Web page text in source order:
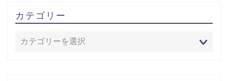
カテゴリー